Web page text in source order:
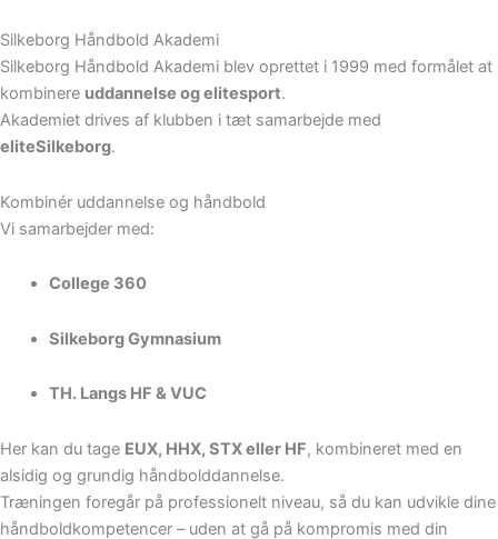
Silkeborg Håndbold Akademi
Silkeborg Håndbold Akademi blev oprettet i 1999 med formålet at
kombinere uddannelse og elitesport.
Akademiet drives af klubben i tæt samarbejde med
eliteSilkeborg.
Kombinér uddannelse og håndbold
Vi samarbejder med:
College 360
Silkeborg Gymnasium
TH. Langs HF & VUC
Her kan du tage EUX, HHX, STX eller HF, kombineret med en
alsidig og grundig håndbolddannelse.
Træningen foregår på professionelt niveau, så du kan udvikle dine
håndboldkompetencer – uden at gå på kompromis med din